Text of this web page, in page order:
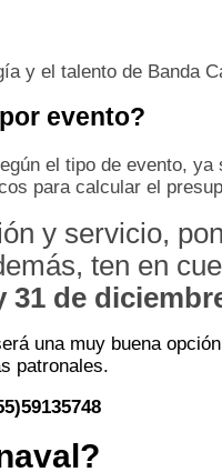
y el talento de Banda
evento?
el tipo de evento,
para calcular el
y servicio,
ten en
31 de
una muy buena
patronales.